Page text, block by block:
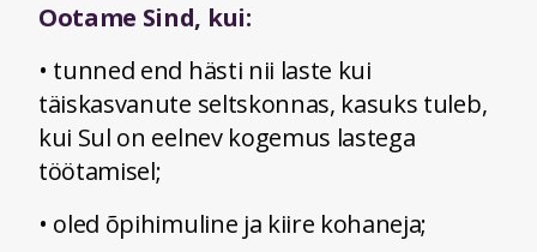
Ootame Sind, kui:
• tunned end hästi nii laste kui
täiskasvanute seltskonnas, kasuks tuleb,
kui Sul on eelnev kogemus lastega
töötamisel;
• oled õpihimuline ja kiire kohaneja;